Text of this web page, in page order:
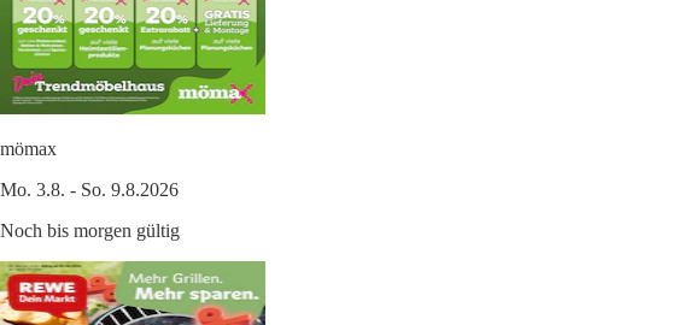
mömax
Mo. 3.8. - So. 9.8.2026
Noch bis morgen gültig